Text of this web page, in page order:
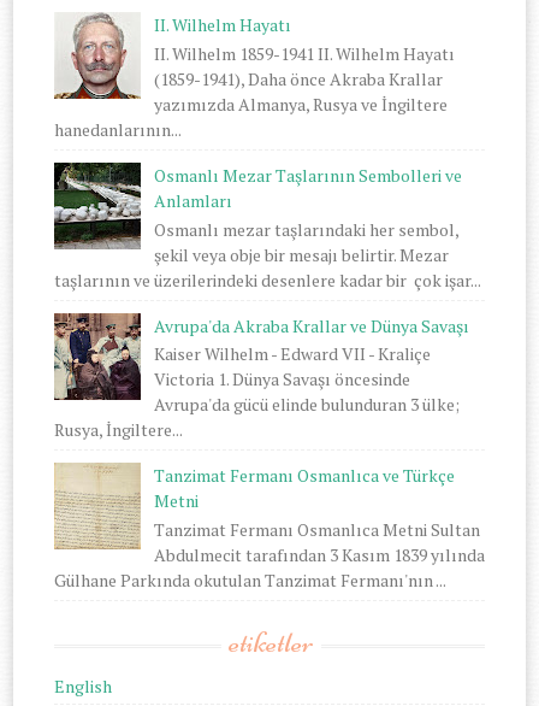
II. Wilhelm Hayatı
II. Wilhelm 1859-1941 II. Wilhelm Hayatı
(1859-1941), Daha önce Akraba Krallar
yazımızda Almanya, Rusya ve İngiltere
hanedanlarının...
Osmanlı Mezar Taşlarının Sembolleri ve
Anlamları
Osmanlı mezar taşlarındaki her sembol,
şekil veya obje bir mesajı belirtir. Mezar
taşlarının ve üzerilerindeki desenlere kadar bir çok işar...
Avrupa'da Akraba Krallar ve Dünya Savaşı
Kaiser Wilhelm - Edward VII - Kraliçe
Victoria 1. Dünya Savaşı öncesinde
Avrupa'da gücü elinde bulunduran 3 ülke;
Rusya, İngiltere...
Tanzimat Fermanı Osmanlıca ve Türkçe
Metni
Tanzimat Fermanı Osmanlıca Metni Sultan
Abdulmecit tarafından 3 Kasım 1839 yılında
Gülhane Parkında okutulan Tanzimat Fermanı'nın ...
etiketler
English